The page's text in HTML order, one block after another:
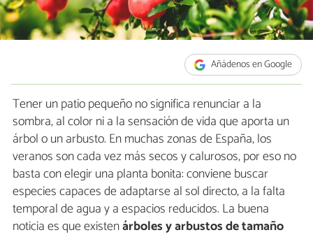
Añádenos en Google
Tener un patio pequeño no significa renunciar a la
sombra, al color ni a la sensación de vida que aporta un
árbol o un arbusto. En muchas zonas de España, los
veranos son cada vez más secos y calurosos, por eso no
basta con elegir una planta bonita: conviene buscar
especies capaces de adaptarse al sol directo, a la falta
temporal de agua y a espacios reducidos. La buena
noticia es que existenárboles y arbustos de tamaño